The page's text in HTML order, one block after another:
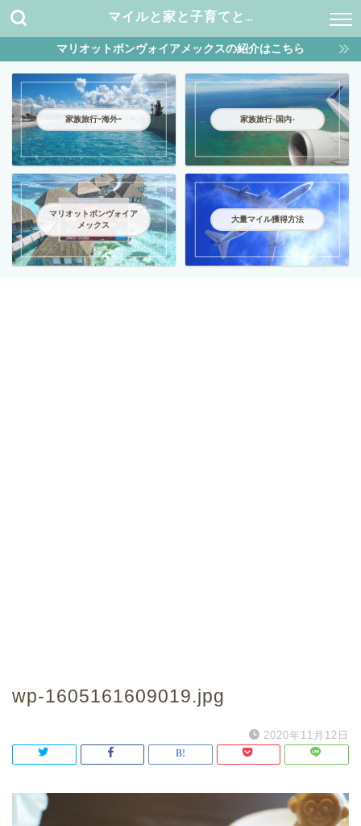
マイルと家と子育てと…
マリオットボンヴォイアメックスの紹介はこちら
家族旅行ｰ海外ｰ 家族旅行-国内-
マリオットボンヴォイア
メックス
大量マイル獲得方法
wp-1605161609019.jpg
2020年11月12日